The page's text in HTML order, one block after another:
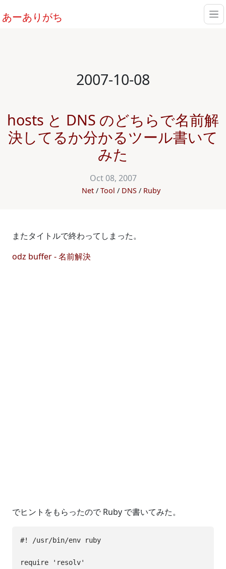
あーありがち
2007-10-08
hosts と DNS のどちらで名前解
決してるか分かるツール書いて
みた
Oct 08, 2007
Net Tool DNS Ruby
またタイトルで終わってしまった。
odz buffer - 名前解決
でヒントをもらったので Ruby で書いてみた。
#! /usr/bin/env ruby
require 'resolv'